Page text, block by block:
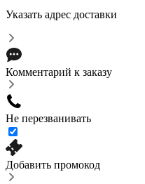
Указать адрес доставки
Комментарий к заказу
Не перезванивать
Добавить промокод